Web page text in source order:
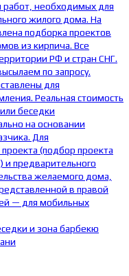
работ, необходимых для
жилого дома. На
подборка проектов
из кирпича. Все
РФ и стран СНГ.
по запросу.
для
Реальная стоимость
беседки
на основании
Для
(подбор проекта
и предварительного
желаемого дома,
в правой
— для мобильных
и зона барбекю